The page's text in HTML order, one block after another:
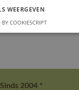
2004 *
WEERGEVEN
BY COOKIESCRIPT